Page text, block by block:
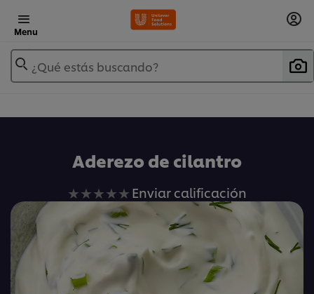
Menu
¿Qué estás buscando?
Aderezo de cilantro
No
se
han
enviado
calificaciones
para
Enviar calificación